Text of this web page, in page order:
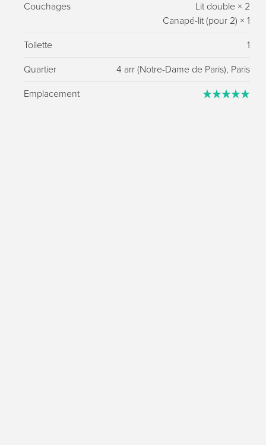
Couchages Lit double × 2
Canapé-lit (pour 2) ×1
Toilette 1
Quartier 4 arr (Notre-Dame de Paris), Paris
Emplacement